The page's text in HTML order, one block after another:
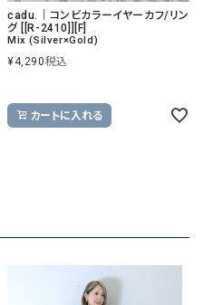
cadu.｜コンビカラーイヤーカフ/リン
グ [[R-2410]][F]
Mix (Silver×Gold)
¥4,290税込
カートに入れる